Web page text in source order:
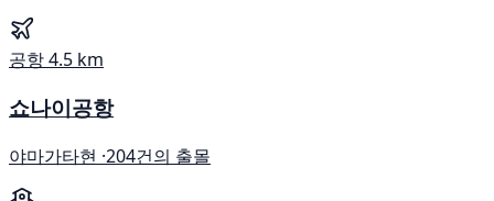
공항4.5 km
쇼나이공항
야마가타현 ·204건의 출몰